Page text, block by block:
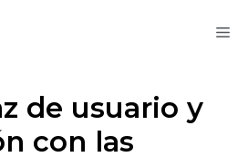
de usuario y
con las